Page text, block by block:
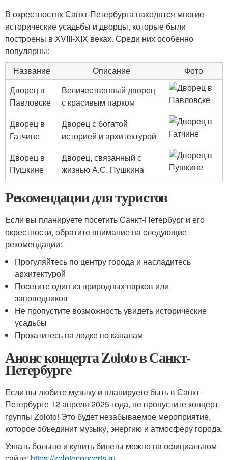
В окрестностях Санкт-Петербурга находятся многие
исторические усадьбы и дворцы, которые были
построены в XVIII-XIX веках. Среди них особенно
популярны:
Название
Описание
Фото
Дворец в
Павловске
Величественный дворец
с красивым парком
Дворец в
Гатчине
Дворец с богатой
историей и архитектурой
Дворец в
Пушкине
Дворец, связанный с
жизнью А.С. Пушкина
Рекомендации для туристов
Если вы планируете посетить Санкт-Петербург и его
окрестности, обратите внимание на следующие
рекомендации:
Прогуляйтесь по центру города и насладитесь
архитектурой
Посетите один из природных парков или
заповедников
Не пропустите возможность увидеть исторические
усадьбы
Прокатитесь на лодке по каналам
Анонс концерта Zoloto в Санкт-
Петербурге
Если вы любите музыку и планируете быть в Санкт-
Петербурге 12 апреля 2025 года, не пропустите концерт
группы Zoloto! Это будет незабываемое мероприятие,
которое объединит музыку, энергию и атмосферу города.
Узнать больше и купить билеты можно на официальном